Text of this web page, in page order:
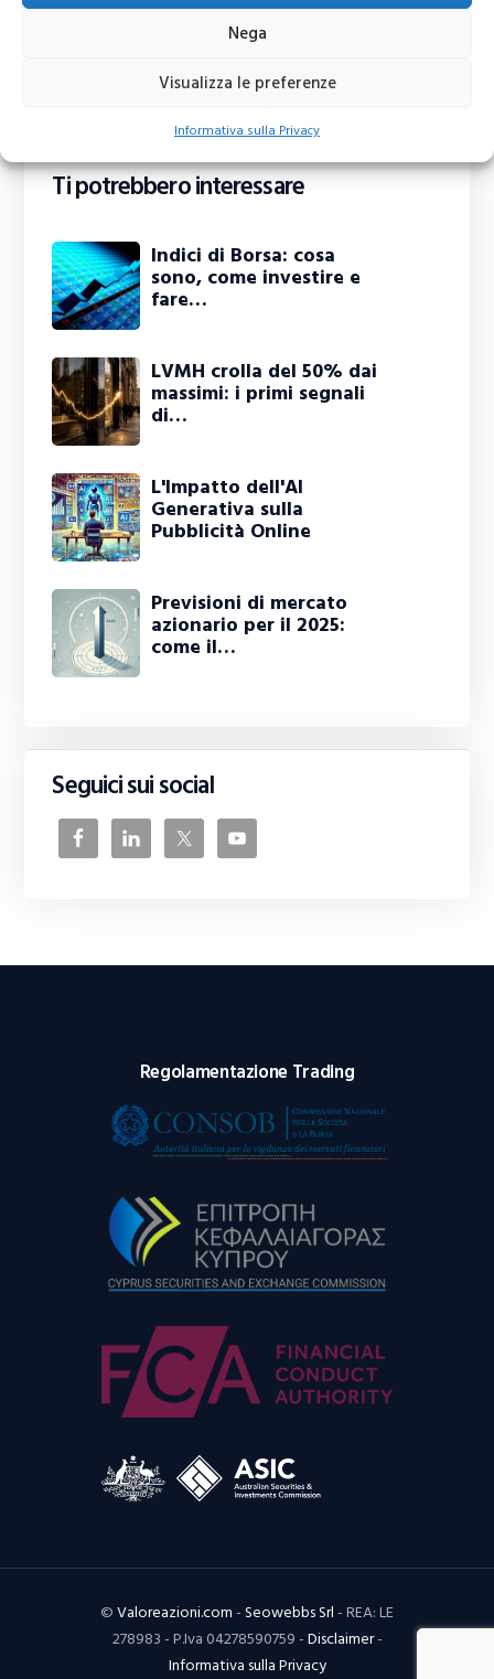
Nega
Visualizza le preferenze
Informativa sulla Privacy
Ti potrebbero interessare
Indici di Borsa: cosa
sono, come investire e
fare…
LVMH crolla del 50% dai
massimi: i primi segnali
di…
L'Impatto dell'AI
Generativa sulla
Pubblicità Online
Previsioni di mercato
azionario per il 2025:
come il…
Seguici sui social
Regolamentazione Trading
©Valoreazioni.com-Seowebbs Srl- REA: LE
278983 - P.Iva 04278590759 -Disclaimer-
Informativa sulla Privacy